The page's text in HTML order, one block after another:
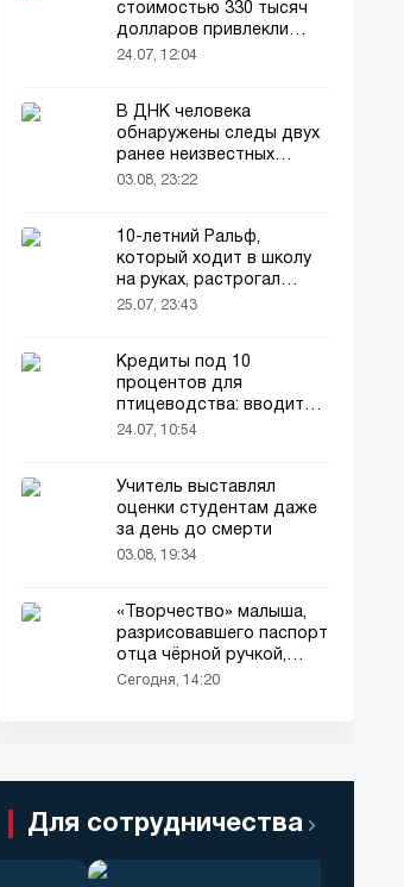
стоимостью 330 тысяч
долларов привлекли
всеобщее внимание в
24.07, 12:04
В ДНК человека
обнаружены следы двух
ранее неизвестных
предков
03.08, 23:22
10-летний Ральф,
который ходит в школу
на руках, растрогал
пользователей соцсетей
25.07, 23:43
Кредиты под 10
процентов для
птицеводства: вводится
новый порядок
24.07, 10:54
Учитель выставлял
оценки студентам даже
за день до смерти
03.08, 19:34
«Творчество» малыша,
разрисовавшего паспорт
отца чёрной ручкой,
привлекло всеобщее
Сегодня, 14:20
Для сотрудничества